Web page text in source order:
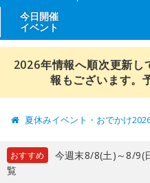
今日開催
イベント
2026年情報へ順次更新し
報もございます。
夏休みイベント・おでかけ
おすすめ
今週末8/8(土)～8/9(
覧